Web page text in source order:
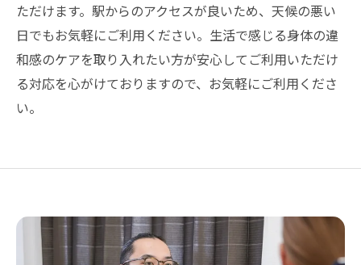
ただけます。駅からのアクセスが良いため、天候の悪い
日でもお気軽にご利用ください。生活で感じる身体の違
和感のケアを取り入れたい方が安心してご利用いただけ
る対応を心がけておりますので、お気軽にご利用くださ
い。